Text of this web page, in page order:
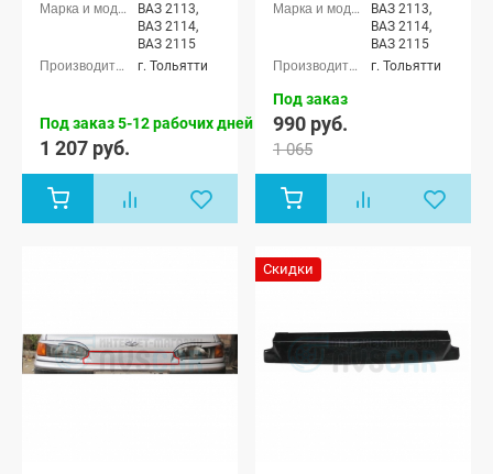
ВАЗ 2113,
ВАЗ 2114,
ВАЗ 2115
г. Тольятти
Под заказ 5-12 рабочих дней
1 207 руб.
ВАЗ 2113,
ВАЗ 2114,
ВАЗ 2115
г. Тольятти
Под заказ
990 руб.
1 065
Скидки